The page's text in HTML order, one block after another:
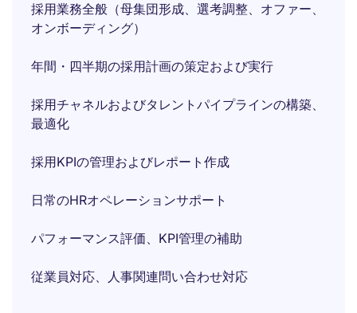
採用業務全般（母集団形成、選考調整、オファー、
オンボーディング）
年間・四半期の採用計画の策定および実行
採用チャネルおよびタレントパイプラインの構築、
最適化
採用KPIの管理およびレポート作成
日常のHRオペレーションサポート
パフォーマンス評価、KPI管理の補助
従業員対応、人事関連問い合わせ対応